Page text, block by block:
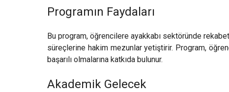
Programın Faydaları
Bu program, öğrencilere ayakkabı sektöründe
süreçlerine hakim mezunlar yetiştirir. Program,
başarılı olmalarına katkıda bulunur.
Akademik Gelecek